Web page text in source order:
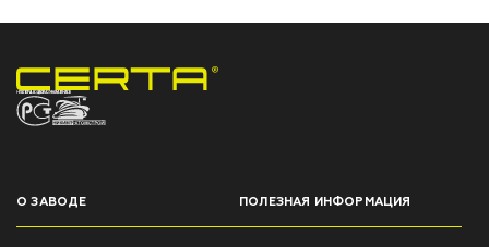
НПП «СПЕКТР» ЗАВОД ЛАКОКРАСОЧНЫХ МАТЕРИАЛОВ
О ЗАВОДЕ ПОЛЕЗНАЯ ИНФОРМАЦИЯ